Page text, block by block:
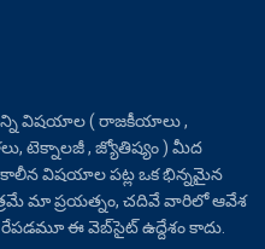
అన్ని విషయాల ( రాజకీయాలు ,
టెక్నాలజీ , జ్యోతిష్యం ) మీద
విషయాల పట్ల ఒక భిన్నమైన
మా ప్రయత్నం, చదివే వారిలో ఆవేశ
ఈ వెబ్‌సైట్ ఉద్దేశం కాదు.